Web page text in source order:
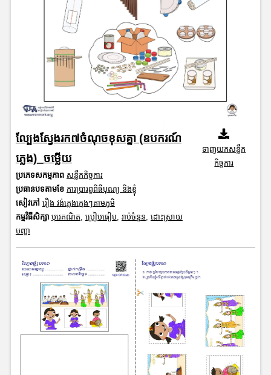
ល្បែងស្វែងរក៧ចំណុចខុសគ្នា (ឧបករណ៍
ភ្លេង)_ចម្លើយ
ប្រភេទសកម្មភាព សន្លឹកកិច្ចការ
ប្រធានបទតាមខែ ការប្រារព្ធពិធីបុណ្យ និងខ្ញុំ
សៀវភៅ រឿង វង់ភ្លេងក្មេងៗតាមភូមិ
កម្មវិធីសិក្សា បុរេគណិត ប្រៀបធៀប, រាប់ចំនួន ដោះស្រាយ
បញ្ហា
ទាញយកសន្លឹក
កិច្ចការ